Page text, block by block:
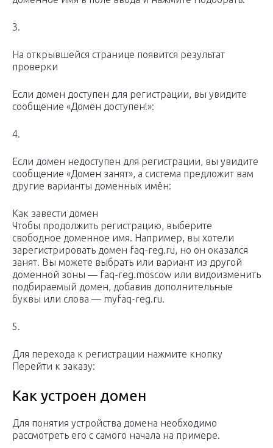
3.
На открывшейся странице появится результат
проверки
Если домен доступен для регистрации, вы увидите
сообщение «Домен доступен!»:
4.
Если домен недоступен для регистрации, вы увидите
сообщение «Домен занят», а система предложит вам
другие варианты доменных имён:
Как завести домен
Чтобы продолжить регистрацию, выберите
свободное доменное имя. Например, вы хотели
зарегистрировать домен faq-reg.ru, но он оказался
занят. Вы можете выбрать или вариант из другой
доменной зоны — faq-reg.moscow или видоизменить
подбираемый домен, добавив дополнительные
буквы или слова — myfaq-reg.ru.
5.
Для перехода к регистрации нажмите кнопку
Перейти к заказу:
Как устроен домен
Для понятия устройства домена необходимо
рассмотреть его с самого начала на примере.